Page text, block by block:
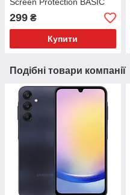
Screen Protection BASIC
Clear
299 ₴
Купити
Подібні товари компанії